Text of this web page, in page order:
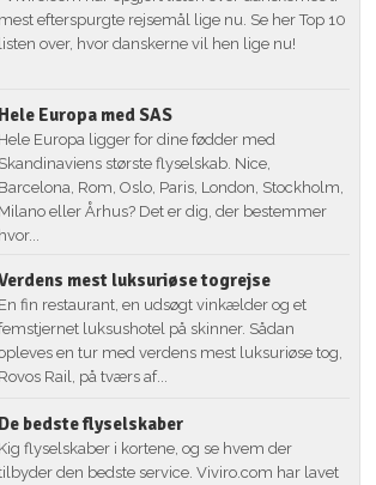
mest efterspurgte rejsemål lige nu. Se her Top 10
listen over, hvor danskerne vil hen lige nu!
Hele Europa med SAS
Hele Europa ligger for dine fødder med
Skandinaviens største flyselskab. Nice,
Barcelona, Rom, Oslo, Paris, London, Stockholm,
Milano eller Århus? Det er dig, der bestemmer
hvor...
mest luksuriøse togrejse
En fin restaurant, en udsøgt vinkælder og et
luksushotel på skinner. Sådan
en tur med verdens mest luksuriøse tog,
Rovos Rail, på tværs af...
De bedste flyselskaber
Kig flyselskaber i kortene, og se hvem der
den bedste service. Viviro.com har lavet